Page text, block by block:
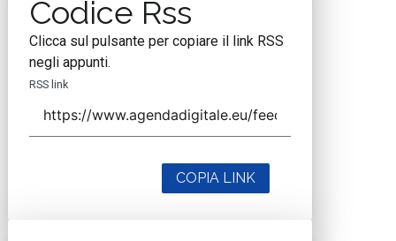
Codice Rss
Clicca sul pulsante per copiare il link RSS
negli appunti.
RSS link
COPIA LINK